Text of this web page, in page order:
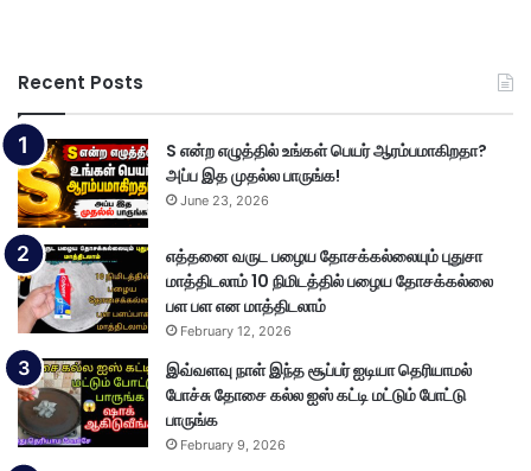
Recent Posts
S என்ற எழுத்தில் உங்கள் பெயர் ஆரம்பமாகிறதா?
அப்ப இத முதல்ல பாருங்க!
June 23, 2026
எத்தனை வருட பழைய தோசக்கல்லையும் புதுசா
மாத்திடலாம் 10 நிமிடத்தில் பழைய தோசக்கல்லை
பள பள என மாத்திடலாம்
February 12, 2026
இவ்வளவு நாள் இந்த சூப்பர் ஐடியா தெரியாமல்
போச்சு தோசை கல்ல ஐஸ் கட்டி மட்டும் போட்டு
பாருங்க
February 9, 2026